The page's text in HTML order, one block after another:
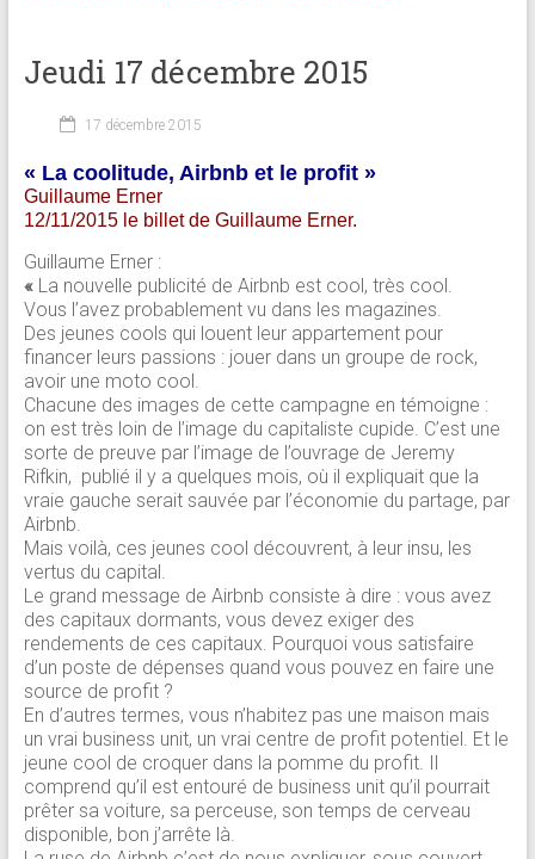
Jeudi 17 décembre 2015
17 décembre 2015
« La coolitude, Airbnb et le profit »
Guillaume Erner
12/11/2015 le billet de Guillaume Erner.
Guillaume Erner :
« La nouvelle publicité de Airbnb est cool, très cool.
Vous l’avez probablement vu dans les magazines.
Des jeunes cools qui louent leur appartement pour
financer leurs passions : jouer dans un groupe de rock,
avoir une moto cool.
Chacune des images de cette campagne en témoigne :
on est très loin de l’image du capitaliste cupide. C’est une
sorte de preuve par l’image de l’ouvrage de Jeremy
Rifkin, publié il y a quelques mois, où il expliquait que la
vraie gauche serait sauvée par l’économie du partage, par
Airbnb.
Mais voilà, ces jeunes cool découvrent, à leur insu, les
vertus du capital.
Le grand message de Airbnb consiste à dire : vous avez
des capitaux dormants, vous devez exiger des
rendements de ces capitaux. Pourquoi vous satisfaire
d’un poste de dépenses quand vous pouvez en faire une
source de profit ?
En d’autres termes, vous n’habitez pas une maison mais
un vrai business unit, un vrai centre de profit potentiel. Et le
jeune cool de croquer dans la pomme du profit. Il
comprend qu’il est entouré de business unit qu’il pourrait
prêter sa voiture, sa perceuse, son temps de cerveau
disponible, bon j’arrête là.